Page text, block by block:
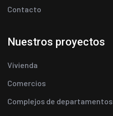
Contacto
Nuestros proyectos
Vivienda
Comercios
Complejos de departamentos